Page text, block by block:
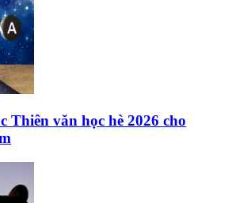
Thiên văn học hè 2026 cho